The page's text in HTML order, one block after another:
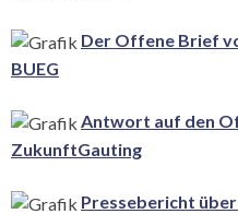
Der Offene Brief
BUEG
Antwort auf den
ZukunftGauting
Pressebericht